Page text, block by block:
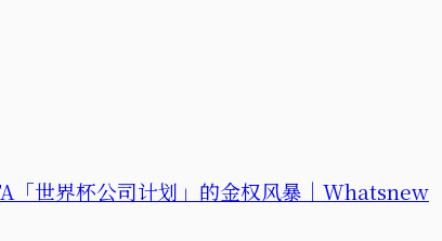
「世界杯公司计划」的金权风暴｜Whatsnew